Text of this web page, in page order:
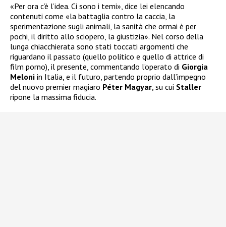
«Per ora c’è l’idea. Ci sono i temi», dice lei elencando
contenuti come «la battaglia contro la caccia, la
sperimentazione sugli animali, la sanità che ormai è per
pochi, il diritto allo sciopero, la giustizia». Nel corso della
lunga chiacchierata sono stati toccati argomenti che
riguardano il passato (quello politico e quello di attrice di
film porno), il presente, commentando l’operato di Giorgia
Meloni in Italia, e il futuro, partendo proprio dall’impegno
del nuovo premier magiaro Péter Magyar , su cui Staller
ripone la massima fiducia.